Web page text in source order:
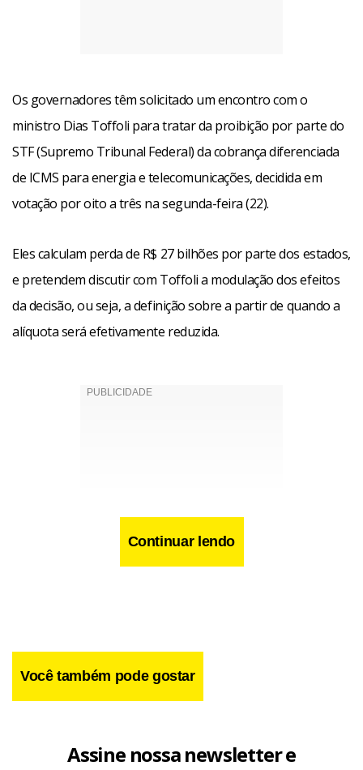
Os governadores têm solicitado um encontro com o
ministro Dias Toffoli para tratar da proibição por parte do
STF (Supremo Tribunal Federal) da cobrança diferenciada
de ICMS para energia e telecomunicações, decidida em
votação por oito a três na segunda-feira (22).
Eles calculam perda de R$ 27 bilhões por parte dos estados,
e pretendem discutir com Toffoli a modulação dos efeitos
da decisão, ou seja, a definição sobre a partir de quando a
alíquota será efetivamente reduzida.
Em seu voto, Toffoli propôs que a decisão do STF valesse a
Os governadores pretendem argumentar que essa
Continuar lendo
Você também pode gostar
Assine nossa newsletter e